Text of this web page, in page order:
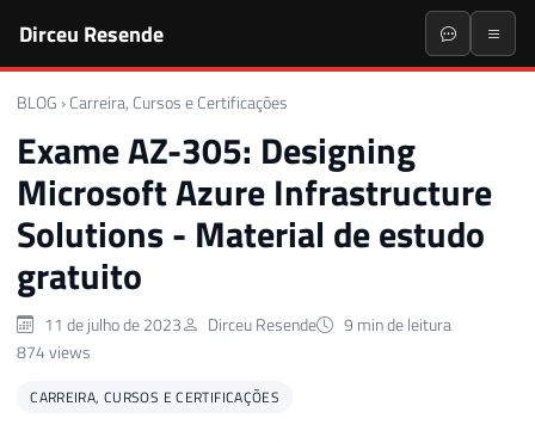
Dirceu Resende
BLOG › Carreira, Cursos e Certificações
Exame AZ-305: Designing
Microsoft Azure Infrastructure
Solutions - Material de estudo
gratuito
11 de julho de 2023 Dirceu Resende
9 min de leitura
874 views
CARREIRA, CURSOS E CERTIFICAÇÕES